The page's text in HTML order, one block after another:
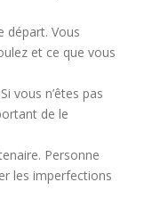
départ. Vous
et ce que vous
vous n’êtes pas
de le
Personne
les imperfections